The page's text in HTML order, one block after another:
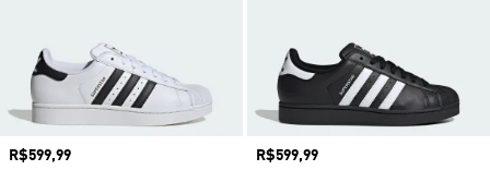
Preço
R$599,99
Preço
R$599,99